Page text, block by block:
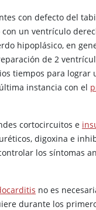
con defecto del
con un ventrículo
hipoplásico, en
de 2
tiempos para lograr
instancia con el
cortocircuitos e
digoxina e
los síntomas
no es
durante los